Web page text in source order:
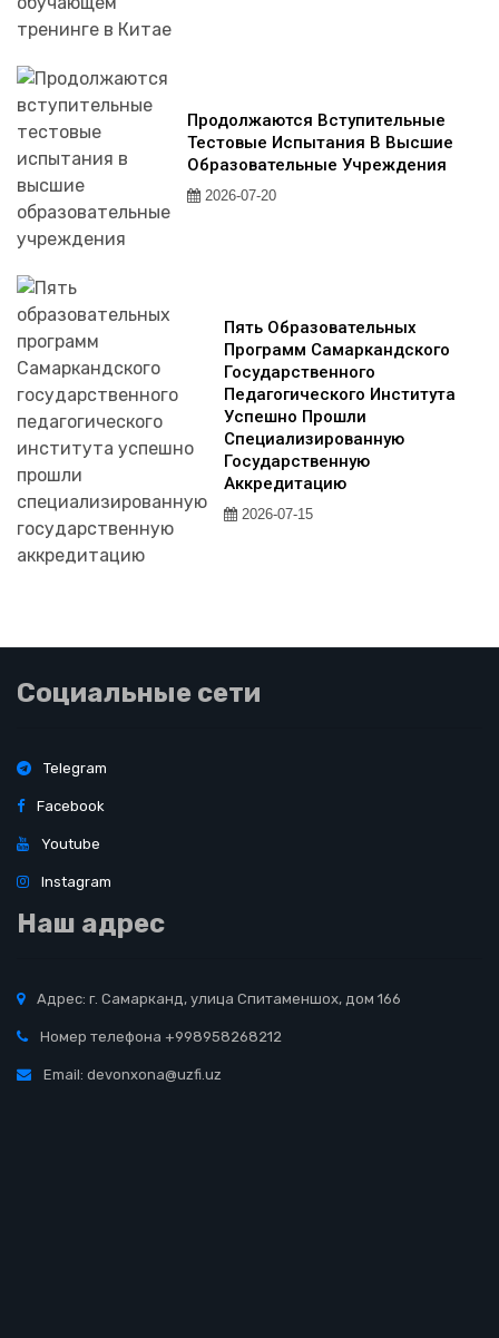
Продолжаются Вступительные
Тестовые Испытания В Высшие
Образовательные Учреждения
2026-07-20
Пять Образовательных
Программ Самаркандского
Государственного
Педагогического Института
Успешно Прошли
Специализированную
Государственную
Аккредитацию
2026-07-15
Социальные сети
Telegram
Facebook
Youtube
Instagram
Наш адрес
Адрес: г. Самарканд, улица Спитаменшох, дом 166
Номер телефона +998958268212
Email: devonxona@uzfi.uz